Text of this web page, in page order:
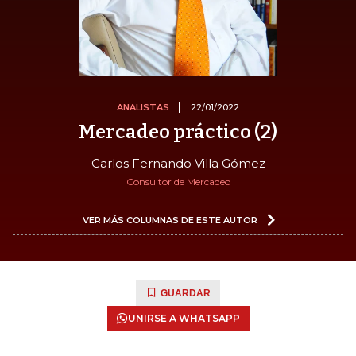
ANALISTAS 22/01/2022
Mercadeo práctico (2)
Carlos Fernando Villa Gómez
Consultor de Mercadeo
VER MÁS COLUMNAS DE ESTE AUTOR
GUARDAR
UNIRSE A WHATSAPP